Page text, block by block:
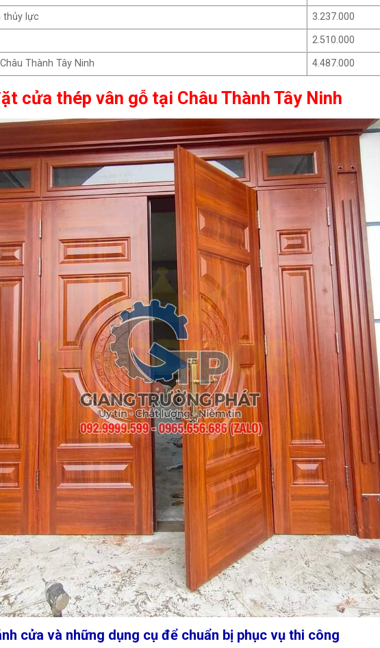
thủy lực
3.237.000
2.510.000
Thành Tây Ninh
4.487.000
cửa thép vân gỗ tại Châu Thành Tây Ninh
cửa và những dụng cụ để chuẩn bị phục vụ thi công